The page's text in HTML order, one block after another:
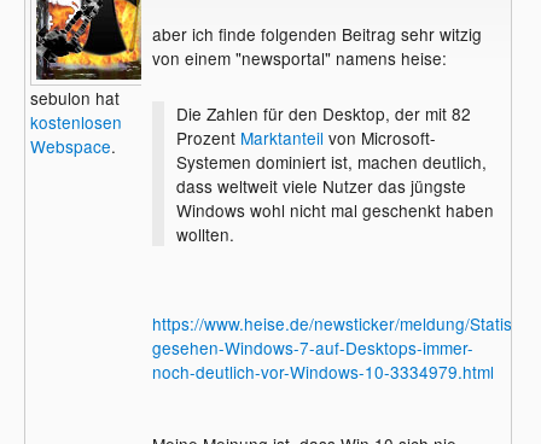
sebulon hat
kostenlosen
Webspace.
aber ich finde folgenden Beitrag sehr witzig
von einem "newsportal" namens heise:
Die Zahlen für den Desktop, der mit 82
Prozent Marktanteil von Microsoft-
Systemen dominiert ist, machen deutlich,
dass weltweit viele Nutzer das jüngste
Windows wohl nicht mal geschenkt haben
wollten.
https://www.heise.de/newsticker/meldung/
gesehen-Windows-7-auf-Desktops-immer-
noch-deutlich-vor-Windows-10-3334979.html